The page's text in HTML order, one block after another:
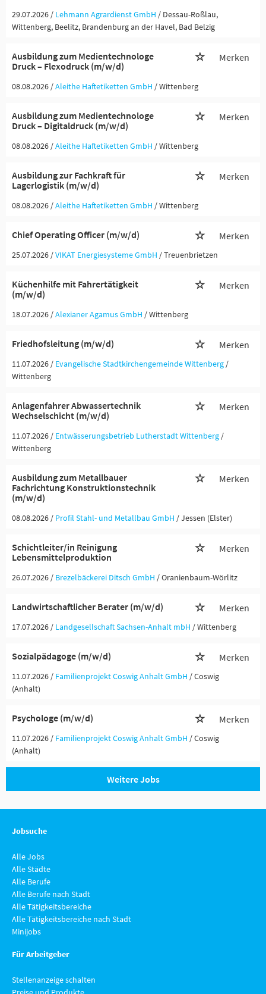
29.07.2026 / Lehmann Agrardienst GmbH / Dessau-Roßlau,
Wittenberg, Beelitz, Brandenburg an der Havel, Bad Belzig
Ausbildung zum Medientechnologe
Druck – Flexodruck (m/w/d)
Merken
08.08.2026 /Aleithe Haftetiketten GmbH / Wittenberg
Ausbildung zum Medientechnologe
Druck – Digitaldruck (m/w/d)
Merken
08.08.2026 /Aleithe Haftetiketten GmbH / Wittenberg
Ausbildung zur Fachkraft für
Lagerlogistik (m/w/d)
Merken
08.08.2026 /Aleithe Haftetiketten GmbH / Wittenberg
Chief Operating Officer (m/w/d) Merken
25.07.2026 /VIKAT Energiesysteme GmbH / Treuenbrietzen
Küchenhilfe mit Fahrertätigkeit
(m/w/d)
Merken
18.07.2026 /Alexianer Agamus GmbH / Wittenberg
Friedhofsleitung (m/w/d) Merken
11.07.2026 / Evangelische Stadtkirchengemeinde Wittenberg /
Wittenberg
Anlagenfahrer Abwassertechnik
Wechselschicht (m/w/d)
Merken
11.07.2026 / Entwässerungsbetrieb Lutherstadt Wittenberg /
Wittenberg
Ausbildung zum Metallbauer
Fachrichtung Konstruktionstechnik
(m/w/d)
Merken
08.08.2026 / Profil Stahl- und Metallbau GmbH / Jessen (Elster)
Schichtleiter/in Reinigung
Lebensmittelproduktion
Merken
26.07.2026 / Brezelbäckerei Ditsch GmbH / Oranienbaum-Wörlitz
Landwirtschaftlicher Berater (m/w/d) Merken
17.07.2026 / Landgesellschaft Sachsen-Anhalt mbH / Wittenberg
Sozialpädagoge (m/w/d) Merken
11.07.2026 / Familienprojekt Coswig Anhalt GmbH / Coswig
(Anhalt)
Psychologe (m/w/d) Merken
11.07.2026 / Familienprojekt Coswig Anhalt GmbH / Coswig
(Anhalt)
Weitere Jobs
Jobsuche
Alle Jobs
Alle Städte
Alle Berufe
Alle Berufe nach Stadt
Alle Tätigkeitsbereiche
Alle Tätigkeitsbereiche nach Stadt
Minijobs
Für Arbeitgeber
Stellenanzeige schalten